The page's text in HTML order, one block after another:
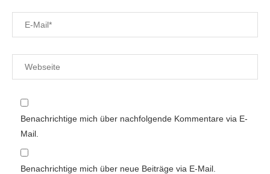
Benachrichtige mich über nachfolgende Kommentare via E-
Mail.
Benachrichtige mich über neue Beiträge via E-Mail.